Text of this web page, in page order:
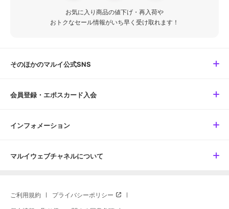
お気に入り商品の値下げ・再入荷や
おトクなセール情報がいち早く受け取れます！
そのほかのマルイ公式SNS
会員登録・エポスカード入会
インフォメーション
マルイウェブチャネルについて
ご利用規約 プライバシーポリシー